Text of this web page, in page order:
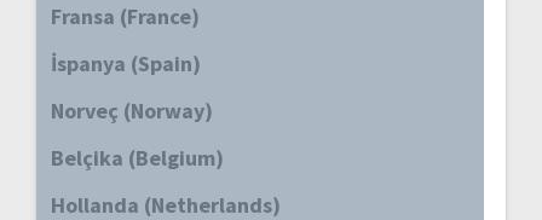
Fransa (France)
İspanya (Spain)
Norveç (Norway)
Belçika (Belgium)
Hollanda (Netherlands)